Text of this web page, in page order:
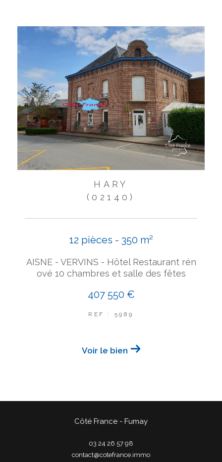
HARY
(02140)
12 pièces - 350 m²
AISNE - VERVINS - Hôtel Restaurant rén
ové 10 chambres et salle des fêtes
407 550 €
REF : 5989
Voir le bien
Côté France - Fumay
03 24 26 57 98
contact@cotefrance.immo